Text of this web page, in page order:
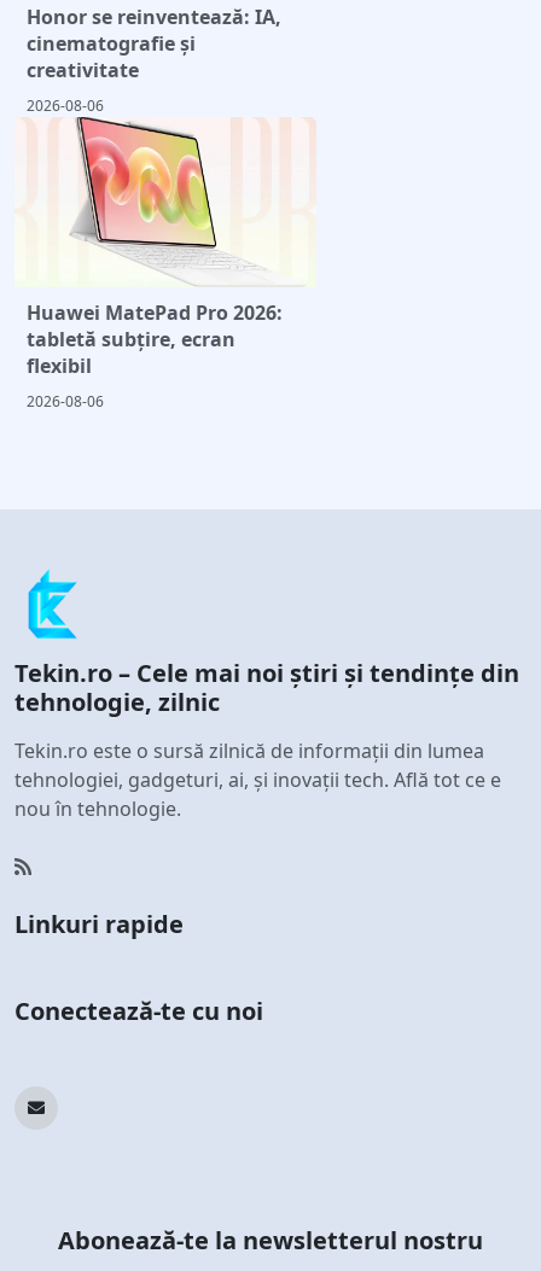
Honor se reinventează: IA,
cinematografie și
creativitate
2026-08-06
Huawei MatePad Pro 2026:
tabletă subțire, ecran
flexibil
2026-08-06
Tekin.ro – Cele mai noi știri și tendințe din
tehnologie, zilnic
Tekin.ro este o sursă zilnică de informații din lumea
tehnologiei, gadgeturi, ai, și inovații tech. Află tot ce e
nou în tehnologie.
Linkuri rapide
Conectează-te cu noi
Abonează-te la newsletterul nostru